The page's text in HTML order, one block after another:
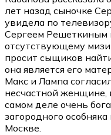
лет назад сыночке
увидела по
Сергеем Решеткиным
отсутствующему
просит сыщиков
она является его
Макс и Лампа
несчастной женщине,
самом деле очень
загородного
Москве.